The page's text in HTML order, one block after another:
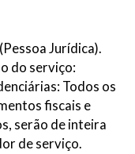
Jurídica).
do serviço:
Todos os
fiscais e
serão de inteira
de serviço.